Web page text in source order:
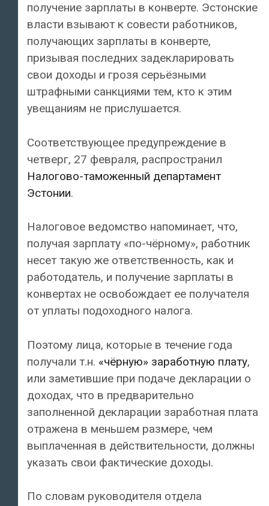
получение зарплаты в конверте. Эстонские
власти взывают к совести работников,
получающих зарплаты в конверте,
призывая последних задекларировать
свои доходы и грозя серьёзными
штрафными санкциями тем, кто к этим
увещаниям не прислушается.
Соответствующее предупреждение в
четверг, 27 февраля, распространил
Налогово-таможенный департамент
Эстонии.
Налоговое ведомство напоминает, что,
получая зарплату «по-чёрному», работник
несет такую же ответственность, как и
работодатель, и получение зарплаты в
конвертах не освобождает ее получателя
от уплаты подоходного налога.
Поэтому лица, которые в течение года
получали т.н. «чёрную» заработную плату,
или заметившие при подаче декларации о
доходах, что в предварительно
заполненной декларации заработная плата
отражена в меньшем размере, чем
выплаченная в действительности, должны
указать свои фактические доходы.
По словам руководителя отдела